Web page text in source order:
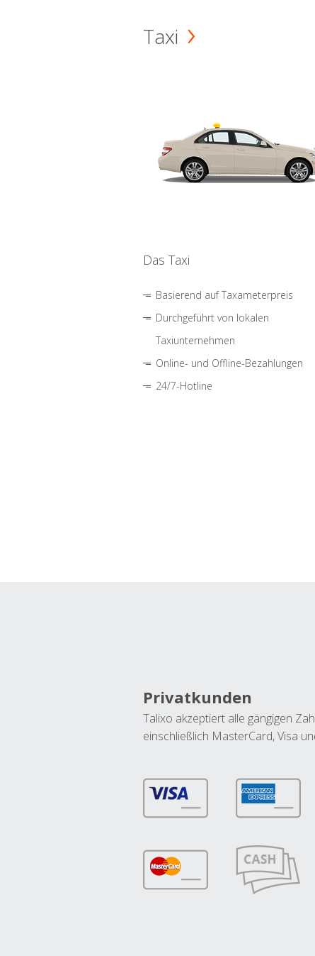
Taxi
Das Taxi
Basierend auf Taxameterpreis
Durchgeführt von lokalen
Taxiunternehmen
Online- und Offline-Bezahlungen
24/7-Hotline
Privatkunden
Talixo akzeptiert alle gängigen
einschließlich MasterCard, Visa